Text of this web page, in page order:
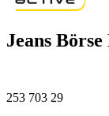
Jeans
253 703 29